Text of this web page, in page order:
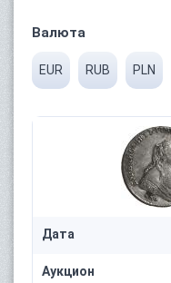
Валюта
EUR RUB PLN
Дата
Аукцион